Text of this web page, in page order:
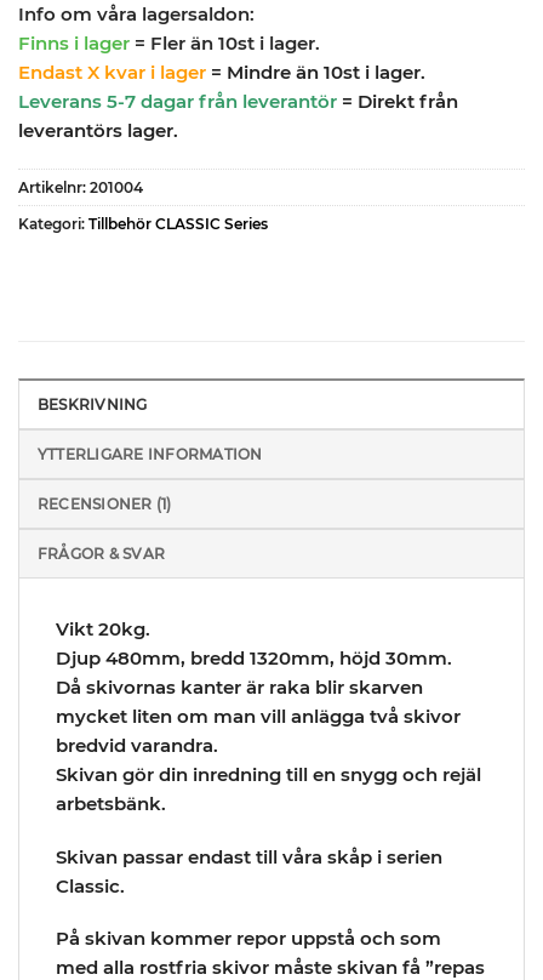
Info om våra lagersaldon:
Finns i lager = Fler än 10st i lager.
Endast X kvar i lager = Mindre än 10st i lager.
Leverans 5-7 dagar från leverantör = Direkt från
leverantörs lager.
Artikelnr: 201004
Kategori: Tillbehör CLASSIC Series
BESKRIVNING
YTTERLIGARE INFORMATION
RECENSIONER (1)
FRÅGOR & SVAR
Vikt 20kg.
Djup 480mm, bredd 1320mm, höjd 30mm.
Då skivornas kanter är raka blir skarven
mycket liten om man vill anlägga två skivor
bredvid varandra.
Skivan gör din inredning till en snygg och rejäl
arbetsbänk.
Skivan passar endast till våra skåp i serien
Classic.
På skivan kommer repor uppstå och som
med alla rostfria skivor måste skivan få ”repas